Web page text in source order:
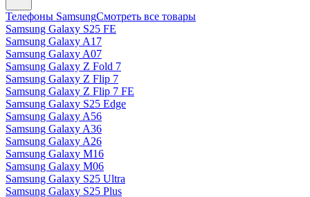
Телефоны SamsungСмотреть все товары
Samsung Galaxy S25 FE
Samsung Galaxy A17
Samsung Galaxy A07
Samsung Galaxy Z Fold 7
Samsung Galaxy Z Flip 7
Samsung Galaxy Z Flip 7 FE
Samsung Galaxy S25 Edge
Samsung Galaxy A56
Samsung Galaxy A36
Samsung Galaxy A26
Samsung Galaxy M16
Samsung Galaxy M06
Samsung Galaxy S25 Ultra
Samsung Galaxy S25 Plus